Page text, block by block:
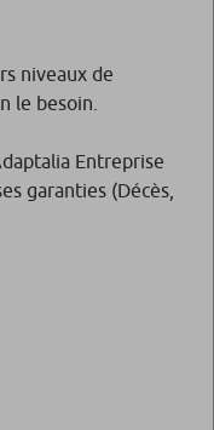
niveaux de
le besoin.
Entreprise
garanties (Décès,